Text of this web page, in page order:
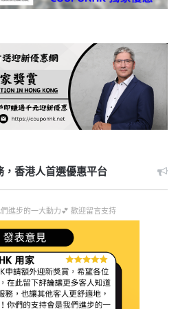
，香港人首選優惠平台
進步的一大動力💕 歡迎留言支持